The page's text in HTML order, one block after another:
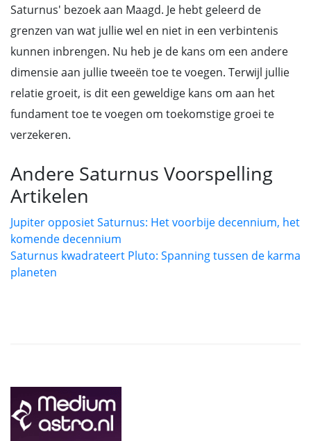
Saturnus' bezoek aan Maagd. Je hebt geleerd de
grenzen van wat jullie wel en niet in een verbintenis
kunnen inbrengen. Nu heb je de kans om een andere
dimensie aan jullie tweeën toe te voegen. Terwijl jullie
relatie groeit, is dit een geweldige kans om aan het
fundament toe te voegen om toekomstige groei te
verzekeren.
Andere Saturnus Voorspelling
Artikelen
Jupiter opposiet Saturnus: Het voorbije decennium, het
komende decennium
Saturnus kwadrateert Pluto: Spanning tussen de karma
planeten